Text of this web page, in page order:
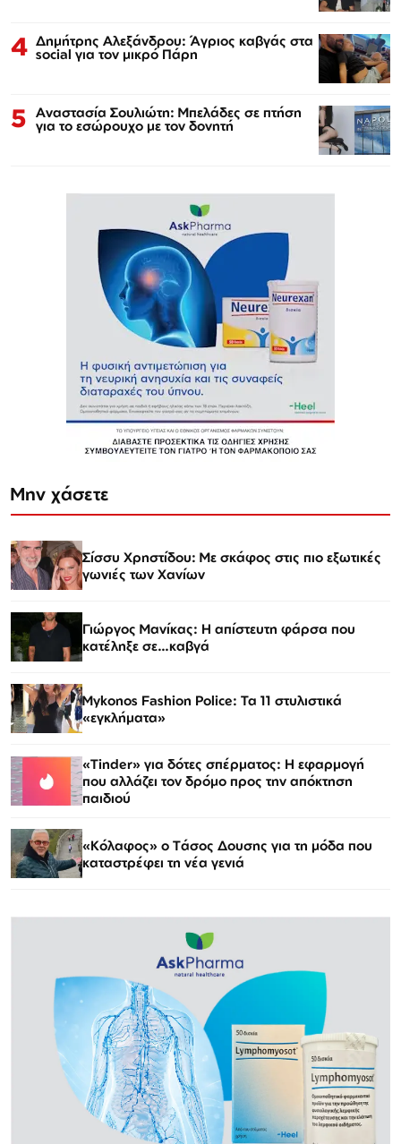
4 Δημήτρης Αλεξάνδρου: Άγριος καβγάς στα
social για τον μικρό Πάρη
5 Αναστασία Σουλιώτη: Μπελάδες σε πτήση
για το εσώρουχο με τον δονητή
Μην χάσετε
Σίσσυ Χρηστίδου: Με σκάφος στις πιο εξωτικές
γωνιές των Χανίων
Γιώργος Μανίκας: Η απίστευτη φάρσα που
κατέληξε σε…καβγά
Mykonos Fashion Police: Τα 11 στυλιστικά
«εγκλήματα»
«Tinder» για δότες σπέρματος: Η εφαρμογή
που αλλάζει τον δρόμο προς την απόκτηση
παιδιού
«Κόλαφος» o Tάσος Δουσης για τη μόδα που
καταστρέφει τη νέα γενιά